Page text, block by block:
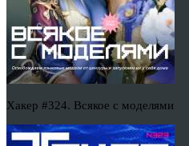
Хакер #324. Всякое с моделями